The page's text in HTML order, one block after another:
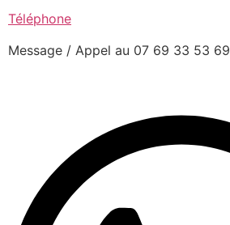
Téléphone
Message / Appel au 07 69 33 53 69